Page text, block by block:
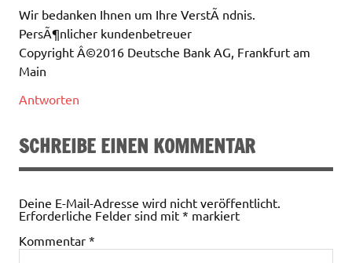
Wir bedanken Ihnen um Ihre VerstÃ ndnis.
PersÃ¶nlicher kundenbetreuer
Copyright Â©2016 Deutsche Bank AG, Frankfurt am
Main
Antworten
SCHREIBE EINEN KOMMENTAR
Deine E-Mail-Adresse wird nicht veröffentlicht.
Erforderliche Felder sind mit * markiert
Kommentar *